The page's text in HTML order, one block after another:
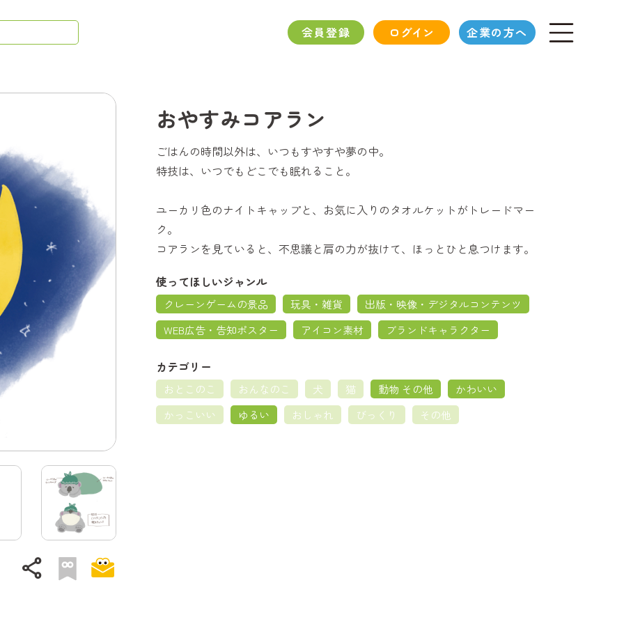
会員登録 ログイン 企業の方へ
share
おやすみコアラン
ごはんの時間以外は、いつもすやすや夢の中。
特技は、いつでもどこでも眠れること。
ユーカリ色のナイトキャップと、お気に入りのタオルケットがトレードマー
ク。
コアランを見ていると、不思議と肩の力が抜けて、ほっとひと息つけます。
使ってほしいジャンル
クレーンゲームの景品 玩具・雑貨
出版・映像・デジタルコンテンツ
WEB広告・告知ポスター
アイコン素材 ブランドキャラクター
カテゴリー
おとこのこ おんなのこ 犬 猫 動物 その他
かわいい
かっこいい
ゆるい おしゃれ びっくり その他